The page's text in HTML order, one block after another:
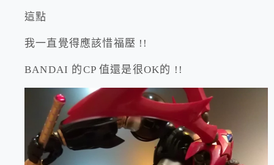
這點
我一直覺得應該惜福壓 !!
BANDAI 的CP 值還是很OK的 !!